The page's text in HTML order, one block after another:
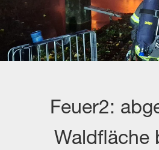
Feuer2:
Waldfläche